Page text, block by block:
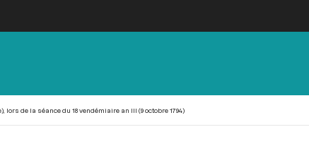
de la séance du 18 vendémiaire an III (9 octobre 1794)